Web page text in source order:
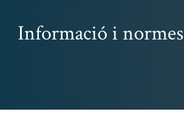
Informació i normes